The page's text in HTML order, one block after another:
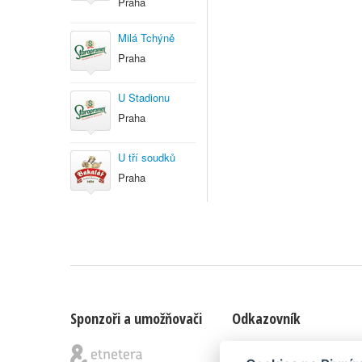
Milá Tchýně
Praha
U Stadionu
Praha
U tří soudků
Praha
Sponzoři a umožňovači Odkazovník
Blog| Nápady & připomínky